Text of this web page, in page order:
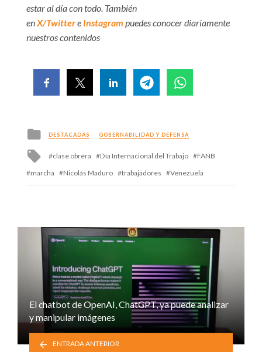
estar al día con todo. También
enX/Twittere Instagram puedes conocer diariamente
nuestros contenidos
Posted
in
DESTACADAS GOBERNABILIDAD Y DEFENSA
Tagged
clase obrera Día Internacional del Trabajo
FANB
marcha
Nicolás Maduro trabajadores Venezuela
El chatbot de OpenAI, ChatGPT, ya puede analizar
y manipular imágenes
ENTRADA ANTERIOR